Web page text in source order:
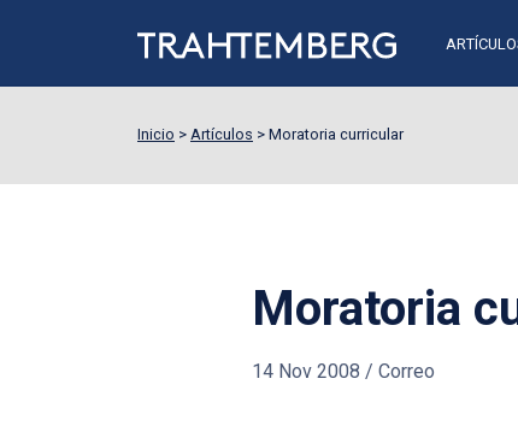
Inicio > Artículos > Moratoria curricular
Moratoria
14 Nov 2008 / Correo